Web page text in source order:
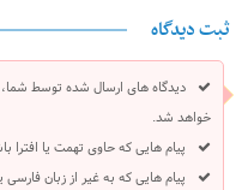
ثبت دیدگاه
دیدگاه های ارسال شده توسط
خواهد شد.
پیام هایی که حاوی تهمت یا
پیام هایی که به غیر از زبان